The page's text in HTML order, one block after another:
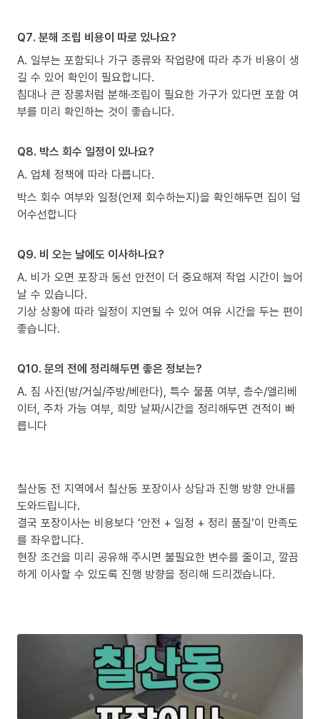
Q7. 분해 조립 비용이 따로 있나요?
A. 일부는 포함되나 가구 종류와 작업량에 따라 추가 비용이 생
길 수 있어 확인이 필요합니다.
침대나 큰 장롱처럼 분해·조립이 필요한 가구가 있다면 포함 여
부를 미리 확인하는 것이 좋습니다.
Q8. 박스 회수 일정이 있나요?
A. 업체 정책에 따라 다릅니다.
박스 회수 여부와 일정(언제 회수하는지)을 확인해두면 집이 덜
어수선합니다
Q9. 비 오는 날에도 이사하나요?
A. 비가 오면 포장과 동선 안전이 더 중요해져 작업 시간이 늘어
날 수 있습니다.
기상 상황에 따라 일정이 지연될 수 있어 여유 시간을 두는 편이
좋습니다.
Q10. 문의 전에 정리해두면 좋은 정보는?
A. 짐 사진(방/거실/주방/베란다), 특수 물품 여부, 층수/엘리베
이터, 주차 가능 여부, 희망 날짜/시간을 정리해두면 견적이 빠
릅니다
칠산동 전 지역에서 칠산동 포장이사 상담과 진행 방향 안내를
도와드립니다.
결국 포장이사는 비용보다 ‘안전 + 일정 + 정리 품질’이 만족도
를 좌우합니다.
현장 조건을 미리 공유해 주시면 불필요한 변수를 줄이고, 깔끔
하게 이사할 수 있도록 진행 방향을 정리해 드리겠습니다.